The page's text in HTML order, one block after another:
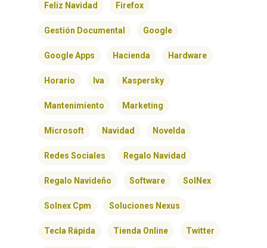
Feliz Navidad Firefox
Gestión Documental Google
Google Apps Hacienda Hardware
Horario Iva Kaspersky
Mantenimiento Marketing
Microsoft Navidad Novelda
Redes Sociales Regalo Navidad
Regalo Navideño Software SolNex
Solnex Cpm Soluciones Nexus
Tecla Rápida Tienda Online Twitter